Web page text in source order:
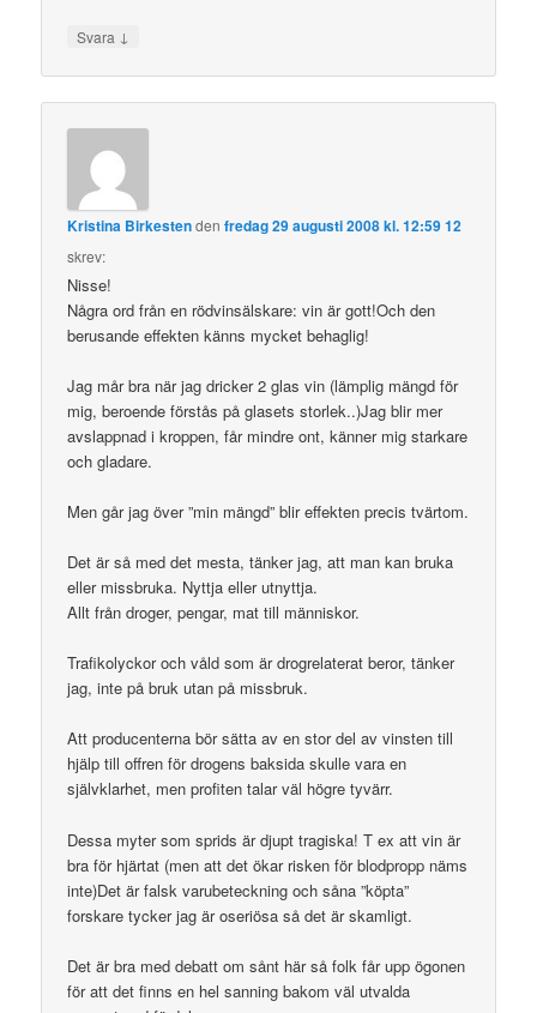
Svara ↓
Kristina Birkestendenfredag 29 augusti 2008 kl. 12:59 12
skrev:
Nisse!
Några ord från en rödvinsälskare: vin är gott!Och den
berusande effekten känns mycket behaglig!
Jag mår bra när jag dricker 2 glas vin (lämplig mängd för
mig, beroende förstås på glasets storlek..)Jag blir mer
avslappnad i kroppen, får mindre ont, känner mig starkare
och gladare.
Men går jag över ”min mängd” blir effekten precis tvärtom.
Det är så med det mesta, tänker jag, att man kan bruka
eller missbruka. Nyttja eller utnyttja.
Allt från droger, pengar, mat till människor.
Trafikolyckor och våld som är drogrelaterat beror, tänker
jag, inte på bruk utan på missbruk.
Att producenterna bör sätta av en stor del av vinsten till
hjälp till offren för drogens baksida skulle vara en
självklarhet, men profiten talar väl högre tyvärr.
Dessa myter som sprids är djupt tragiska! T ex att vin är
bra för hjärtat (men att det ökar risken för blodpropp näms
inte)Det är falsk varubeteckning och såna ”köpta”
forskare tycker jag är oseriösa så det är skamligt.
Det är bra med debatt om sånt här så folk får upp ögonen
för att det finns en hel sanning bakom väl utvalda